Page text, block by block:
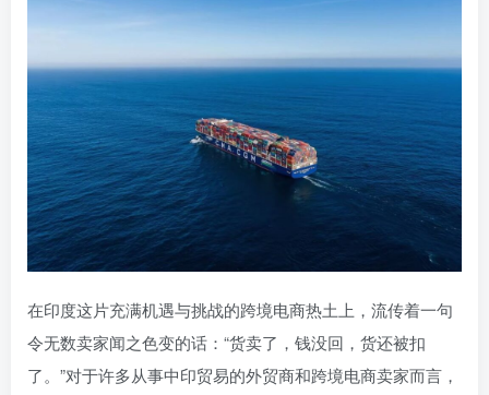
在印度这片充满机遇与挑战的跨境电商热土上，流传着一句
令无数卖家闻之色变的话：“货卖了，钱没回，货还被扣
了。”对于许多从事中印贸易的外贸商和跨境电商卖家而言，